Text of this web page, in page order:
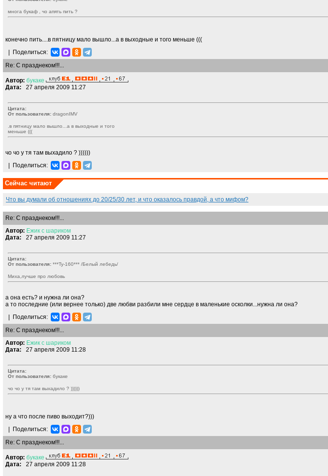
многа букаф , чо апять пить ?
конечно пить....в пятницу мало вышло...а в выходные и того меньше (((
Поделиться:
Re: С празднеком!!!...
Автор: букаке
Дата: 27 апреля 2009 11:27
Цитата:
От пользователя: dragonIMV
.в пятницу мало вышло...а в выходные и того
меньше (((
чо чо у тя там выхадило ? ))))))
Поделиться:
Сейчас читают
Что вы думали об отношениях до 20/25/30 лет, и что оказалось правдой, а что мифом?
Re: С празднеком!!!...
Автор: Ежик с шариком
Дата: 27 апреля 2009 11:27
Цитата:
От пользователя: ***Ty-160*** /Белый лебедь/
Миха,лучше про любовь
а она есть? и нужна ли она?
а то последние (или вернее только) две любви разбили мне сердце в маленькие осколки...нужна ли она?
Поделиться:
Re: С празднеком!!!...
Автор: Ежик с шариком
Дата: 27 апреля 2009 11:28
Цитата:
От пользователя: букаке
чо чо у тя там выхадило ? ))))))
ну а что после пиво выходит?)))
Поделиться:
Re: С празднеком!!!...
Автор: букаке
Дата: 27 апреля 2009 11:28